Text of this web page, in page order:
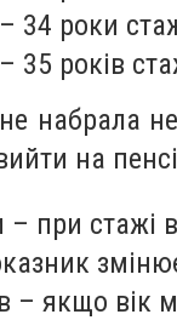
34 роки
35 років
набрала
на
– при стажі
– якщо вік